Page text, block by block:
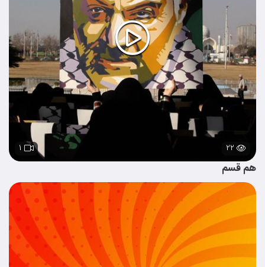
۲۲ ۱
هم قسم